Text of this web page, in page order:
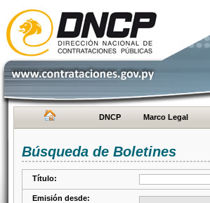
DNCP Marco Legal
Búsqueda de Boletines
Título:
Emisión desde: